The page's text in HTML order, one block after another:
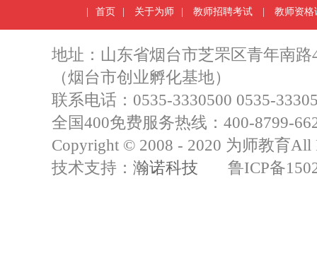
首页 关于为师 教师招聘考试 教师资格
地址：山东省烟台市芝罘区青年南路
（烟台市创业孵化基地）
联系电话：0535-3330500 0535-
全国400免费服务热线：400-8799-
Copyright © 2008 - 2020 为师教育All
技术支持： 瀚诺科技 鲁ICP备